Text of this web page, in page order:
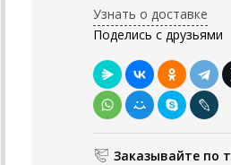
Узнать о доставке
Поделись с друзьями
Заказывайте по